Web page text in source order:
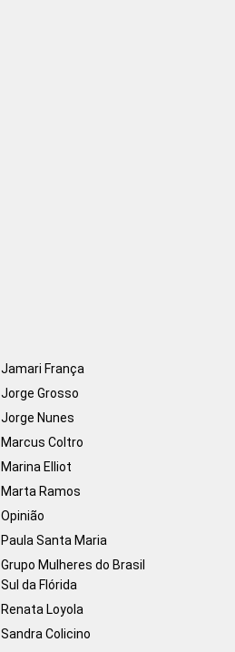
Jamari França
Jorge Grosso
Jorge Nunes
Marcus Coltro
Marina Elliot
Marta Ramos
Opinião
Paula Santa Maria
Grupo Mulheres do Brasil
Sul da Flórida
Renata Loyola
Sandra Colicino